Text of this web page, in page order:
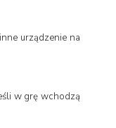
urządzenie na
w grę wchodzą